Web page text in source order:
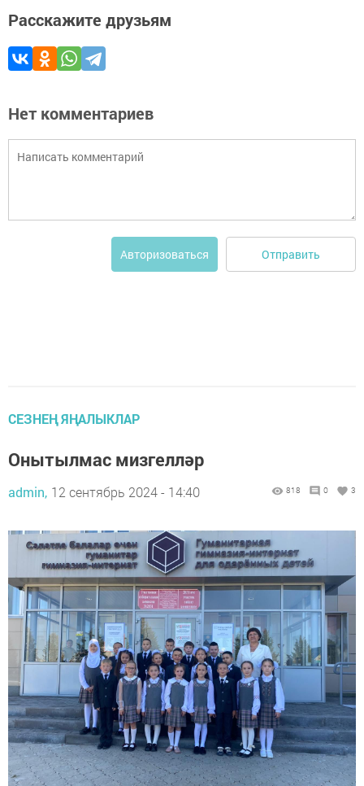
Расскажите друзьям
Нет комментариев
Авторизоваться Отправить
СЕЗНЕҢ ЯҢАЛЫКЛАР
Онытылмас мизгелләр
admin, 12 сентябрь 2024 - 14:40 818 0 3